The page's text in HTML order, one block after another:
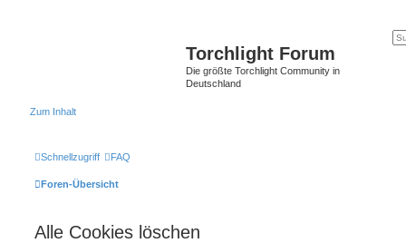
Torchlight Forum
Die größte Torchlight Community in
Deutschland
Zum Inhalt
Schnellzugriff FAQ
Foren-Übersicht
Alle Cookies löschen